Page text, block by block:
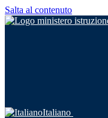
Salta al contenuto
Italiano